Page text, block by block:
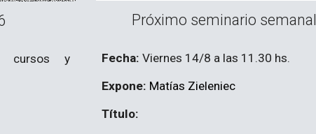
cursos y
Próximo seminario semanal
Fecha: Viernes 14/8 a las 11.30 hs.
Expone: Matías Zieleniec
Título: